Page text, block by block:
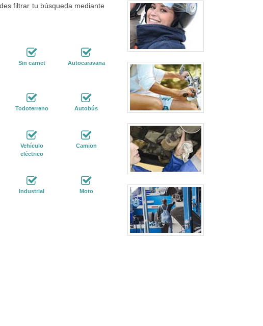
filtrar tu búsqueda mediante
Sin carnet Autocaravana
Todoterreno Autobús
Vehículo
eléctrico
Camion
Industrial Moto